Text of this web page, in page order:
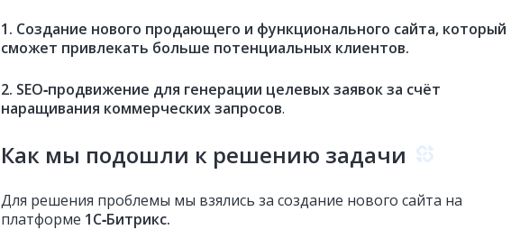
1. Создание нового продающего и функционального сайта, который
сможет привлекать больше потенциальных клиентов.
2. SEO‑продвижение для генерации целевых заявок за счёт
наращивания коммерческих запросов.
Как мы подошли к решению задачи
Для решения проблемы мы взялись за создание нового сайта на
платформе 1С‑Битрикс.